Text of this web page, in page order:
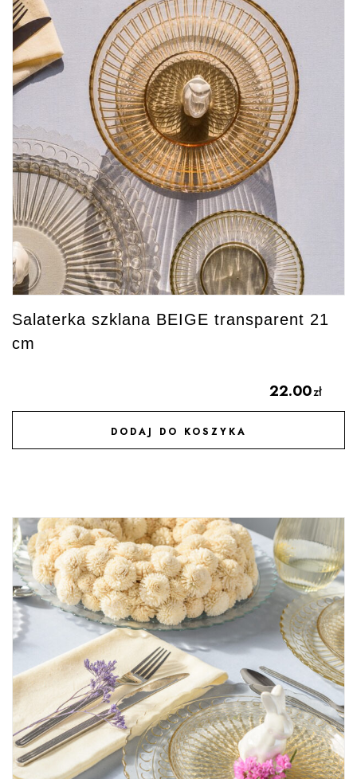
Salaterka szklana BEIGE transparent 21
cm
22.00zł
DODAJ DO KOSZYKA
DODAJ DO ULUBIONYCH